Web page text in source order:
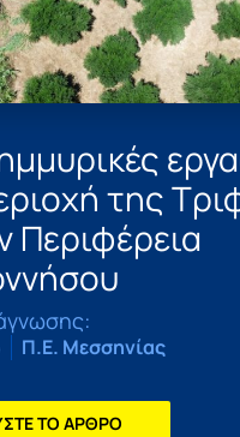
της
Περιφέρεια
Π.Ε. Μεσσηνίας
ΤΟ ΑΡΘΡΟ